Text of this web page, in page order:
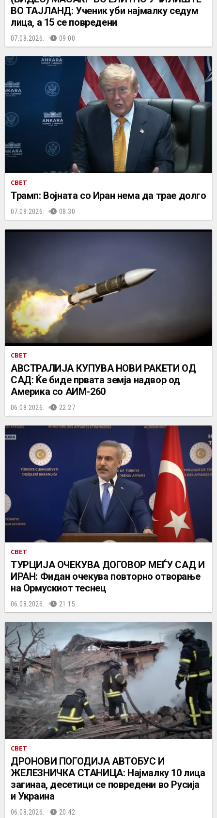
ВО ТАЈЛАНД: Ученик уби најмалку седум
лица, а 15 се повредени
07.08.2026. 09:00
СВЕТ
Трамп: Војната со Иран нема да трае долго
07.08.2026. 08:30
СВЕТ
АВСТРАЛИЈА КУПУВА НОВИ РАКЕТИ ОД
САД: Ќе биде првата земја надвор од
Америка со АИМ-260
06.08.2026. 22:27
СВЕТ
ТУРЦИЈА ОЧЕКУВА ДОГОВОР МЕЃУ САД И
ИРАН: Фидан очекува повторно отворање
на Ормускиот теснец
06.08.2026. 21:15
СВЕТ
ДРОНОВИ ПОГОДИЈА АВТОБУС И
ЖЕЛЕЗНИЧКА СТАНИЦА: Најмалку 10 лица
загинаа, десетици се повредени во Русија
и Украина
06.08.2026. 20:42